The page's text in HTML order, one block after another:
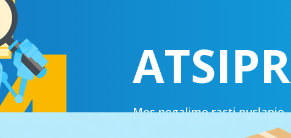
Mes negalime rasti
Žemiau rasite naudingų